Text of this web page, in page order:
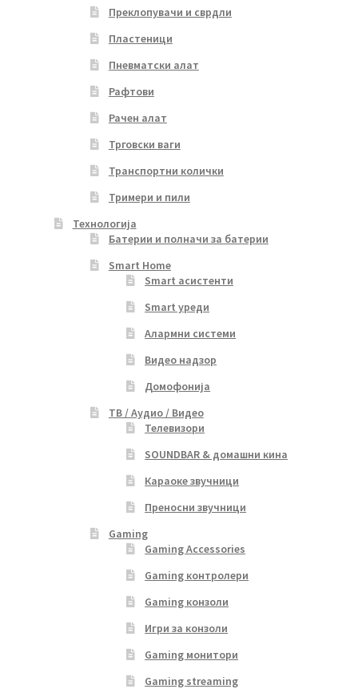
Преклопувачи и сврдли
Пластеници
Пневматски алат
Рафтови
Рачен алат
Трговски ваги
Транспортни колички
Тримери и пили
Технологија
Батерии и полначи за батерии
Smart Home
Smart асистенти
Smart уреди
Алармни системи
Видео надзор
Домофонија
ТВ / Аудио / Видео
Телевизори
SOUNDBAR & домашни кина
Караоке звучници
Преносни звучници
Gaming
Gaming Accessories
Gaming контролери
Gaming конзоли
Игри за конзоли
Gaming монитори
Gaming streaming